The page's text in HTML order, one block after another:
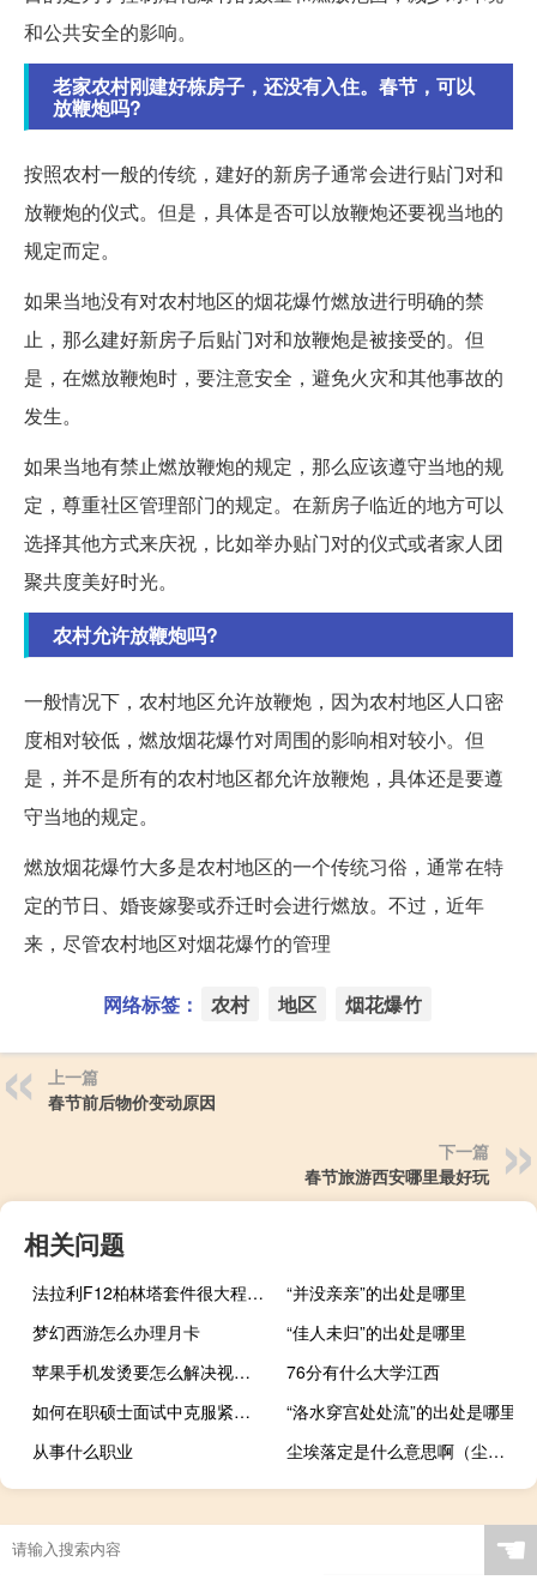
和公共安全的影响。
老家农村刚建好栋房子，还没有入住。春节，可以
放鞭炮吗?
按照农村一般的传统，建好的新房子通常会进行贴门对和
放鞭炮的仪式。但是，具体是否可以放鞭炮还要视当地的
规定而定。
如果当地没有对农村地区的烟花爆竹燃放进行明确的禁
止，那么建好新房子后贴门对和放鞭炮是被接受的。但
是，在燃放鞭炮时，要注意安全，避免火灾和其他事故的
发生。
如果当地有禁止燃放鞭炮的规定，那么应该遵守当地的规
定，尊重社区管理部门的规定。在新房子临近的地方可以
选择其他方式来庆祝，比如举办贴门对的仪式或者家人团
聚共度美好时光。
农村允许放鞭炮吗?
一般情况下，农村地区允许放鞭炮，因为农村地区人口密
度相对较低，燃放烟花爆竹对周围的影响相对较小。但
是，并不是所有的农村地区都允许放鞭炮，具体还是要遵
守当地的规定。
燃放烟花爆竹大多是农村地区的一个传统习俗，通常在特
定的节日、婚丧嫁娶或乔迁时会进行燃放。不过，近年
来，尽管农村地区对烟花爆竹的管理
网络标签： 农村 地区 烟花爆竹
上一篇
春节前后物价变动原因
下一篇
春节旅游西安哪里最好玩
相关问题
法拉利F12柏林塔套件很大程度上遵循了这些早期设计设定的蓝图
“并没亲亲”的出处是哪里
梦幻西游怎么办理月卡
“佳人未归”的出处是哪里
苹果手机发烫要怎么解决视频（苹果手机发烫要怎么解决）
76分有什么大学江西
如何在职硕士面试中克服紧张的情绪
“洛水穿宫处处流”的出处是哪里
从事什么职业
尘埃落定是什么意思啊（尘埃落定是什么意思）
☚